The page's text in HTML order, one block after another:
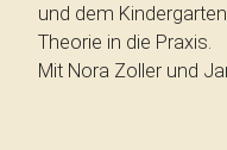
und dem
Theorie in die Praxis.
Mit Nora Zoller und